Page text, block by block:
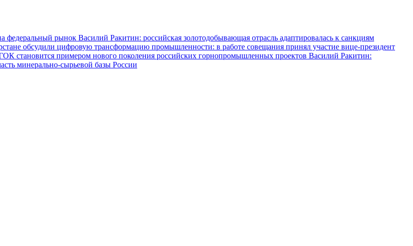
федеральный рынок Василий Ракитин: российская золотодобывающая отрасль адаптировалась к санкциям
обсудили цифровую трансформацию промышленности: в работе совещания принял участие вице-президент
становится примером нового поколения российских горнопромышленных проектов Василий Ракитин:
минерально-сырьевой базы России